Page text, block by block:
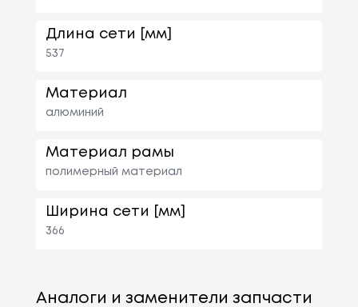
Длина сети [мм]
537
Материал
алюминий
Материал рамы
полимерный материал
Ширина сети [мм]
366
Аналоги и заменители запчасти